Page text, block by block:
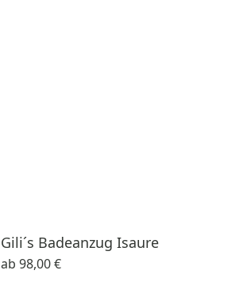
Gili´s Badeanzug Isaure
ab 98,00 €